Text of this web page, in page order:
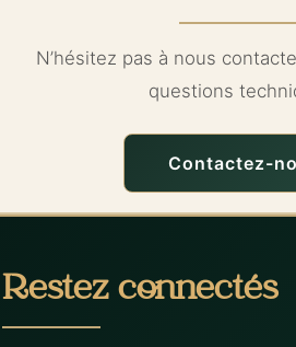
N’hésitez pas à nous
questions
Contactez-
Restez connectés